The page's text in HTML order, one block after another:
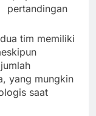
pertandingan
tim memiliki
yang mungkin
saat